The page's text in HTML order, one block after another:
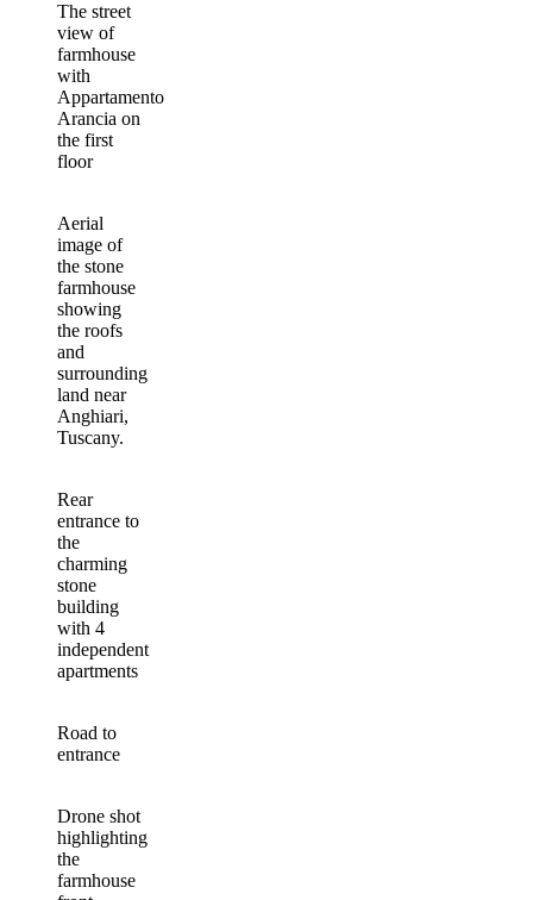
The street
view of
farmhouse
with
Appartamento
Arancia on
the first
floor
Aerial
image of
the stone
farmhouse
showing
the roofs
and
surrounding
land near
Anghiari,
Tuscany.
Rear
entrance to
the
charming
stone
building
with 4
independent
apartments
Road to
entrance
Drone shot
highlighting
the
farmhouse